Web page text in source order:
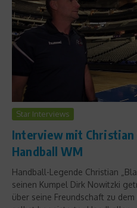
Star Interviews
Interview mit Christian
Handball WM
Handball-Legende Christian
seinen Kumpel Dirk Nowitzki
über seine Freundschaft zu